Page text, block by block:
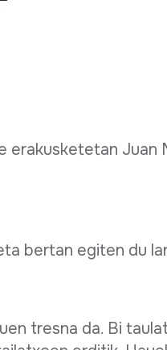
erakusketetan Juan
bertan egiten du
tresna da. Bi